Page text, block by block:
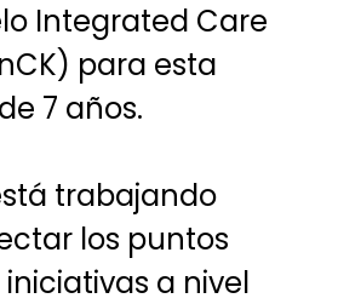
Integrated Care
para esta
7 años.
trabajando
los puntos
a nivel